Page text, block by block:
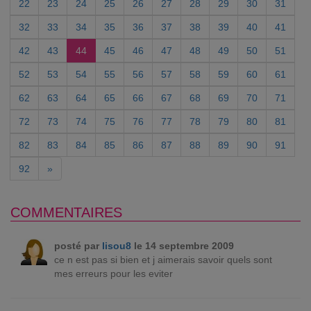
22 23 24 25 26 27 28 29 30 31
32 33 34 35 36 37 38 39 40 41
42 43 44 45 46 47 48 49 50 51
52 53 54 55 56 57 58 59 60 61
62 63 64 65 66 67 68 69 70 71
72 73 74 75 76 77 78 79 80 81
82 83 84 85 86 87 88 89 90 91
92 »
COMMENTAIRES
posté par lisou8le 14 septembre 2009
ce n est pas si bien et j aimerais savoir quels sont
mes erreurs pour les eviter